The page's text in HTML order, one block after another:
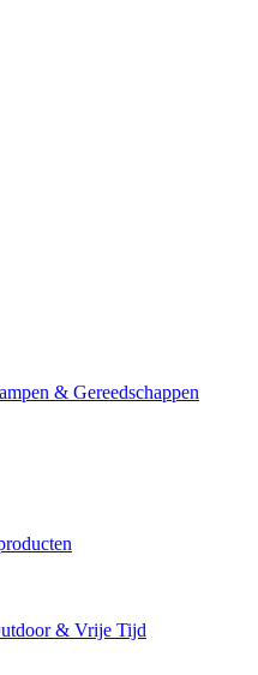
& Gereedschappen
& Vrije Tijd